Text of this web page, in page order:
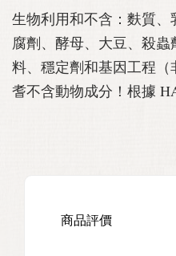
生物利用和不含：麩質
腐劑、酵母、大豆、殺
料、穩定劑和基因工程
耆不含動物成分！根據
商品評價